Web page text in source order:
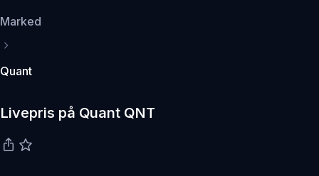
Marked
Quant
Livepris på Quant QNT